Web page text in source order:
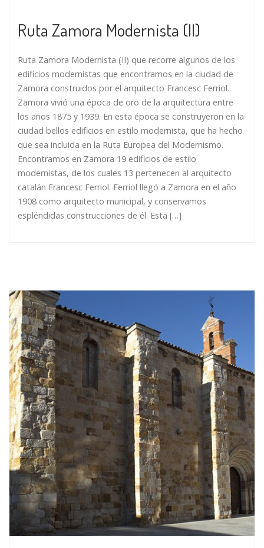
Ruta Zamora Modernista (II)
Ruta Zamora Modernista (II) que recorre algunos de los
edificios modernistas que encontramos en la ciudad de
Zamora construidos por el arquitecto Francesc Ferriol.
Zamora vivió una época de oro de la arquitectura entre
los años 1875 y 1939. En esta época se construyeron en la
ciudad bellos edificios en estilo modernista, que ha hecho
que sea incluida en la Ruta Europea del Modernismo.
Encontramos en Zamora 19 edificios de estilo
modernistas, de los cuales 13 pertenecen al arquitecto
catalán Francesc Ferriol. Ferriol llegó a Zamora en el año
1908 como arquitecto municipal, y conservamos
espléndidas construcciones de él. Esta […]